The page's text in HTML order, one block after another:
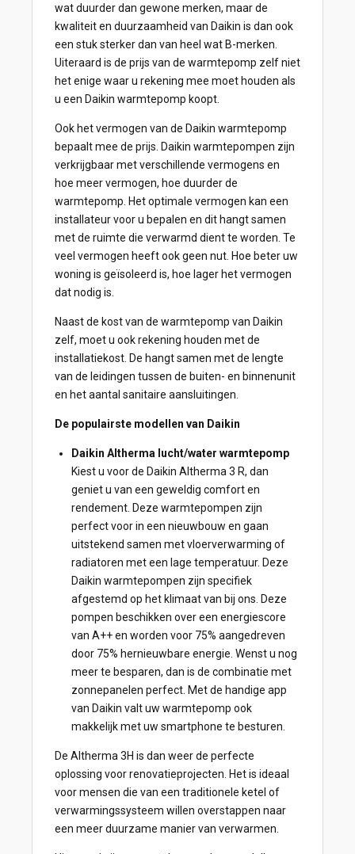
wat duurder dan gewone merken, maar de
kwaliteit en duurzaamheid van Daikin is dan ook
een stuk sterker dan van heel wat B-merken.
Uiteraard is de prijs van de warmtepomp zelf niet
het enige waar u rekening mee moet houden als
u een Daikin warmtepomp koopt.
Ook het vermogen van de Daikin warmtepomp
bepaalt mee de prijs. Daikin warmtepompen zijn
verkrijgbaar met verschillende vermogens en
hoe meer vermogen, hoe duurder de
warmtepomp. Het optimale vermogen kan een
installateur voor u bepalen en dit hangt samen
met de ruimte die verwarmd dient te worden. Te
veel vermogen heeft ook geen nut. Hoe beter uw
woning is geïsoleerd is, hoe lager het vermogen
dat nodig is.
Naast de kost van de warmtepomp van Daikin
zelf, moet u ook rekening houden met de
installatiekost. De hangt samen met de lengte
van de leidingen tussen de buiten- en binnenunit
en het aantal sanitaire aansluitingen.
De populairste modellen van Daikin
Daikin Altherma lucht/water warmtepomp
Kiest u voor de Daikin Altherma 3 R, dan
geniet u van een geweldig comfort en
rendement. Deze warmtepompen zijn
perfect voor in een nieuwbouw en gaan
uitstekend samen met vloerverwarming of
radiatoren met een lage temperatuur. Deze
Daikin warmtepompen zijn specifiek
afgestemd op het klimaat van bij ons. Deze
pompen beschikken over een energiescore
van A++ en worden voor 75% aangedreven
door 75% hernieuwbare energie. Wenst u nog
meer te besparen, dan is de combinatie met
zonnepanelen perfect. Met de handige app
van Daikin valt uw warmtepomp ook
makkelijk met uw smartphone te besturen.
De Altherma 3H is dan weer de perfecte
oplossing voor renovatieprojecten. Het is ideaal
voor mensen die van een traditionele ketel of
verwarmingssysteem willen overstappen naar
een meer duurzame manier van verwarmen.